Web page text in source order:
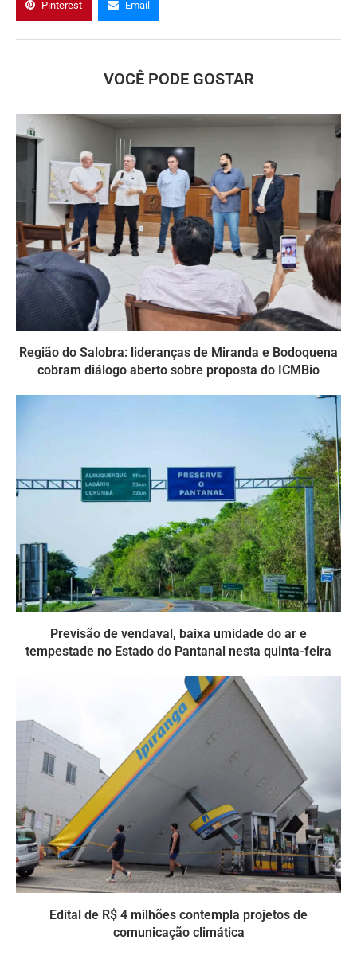
Pinterest Email
VOCÊ PODE GOSTAR
Região do Salobra: lideranças de Miranda e Bodoquena
cobram diálogo aberto sobre proposta do ICMBio
Previsão de vendaval, baixa umidade do ar e
tempestade no Estado do Pantanal nesta quinta-feira
Edital de R$ 4 milhões contempla projetos de
comunicação climática